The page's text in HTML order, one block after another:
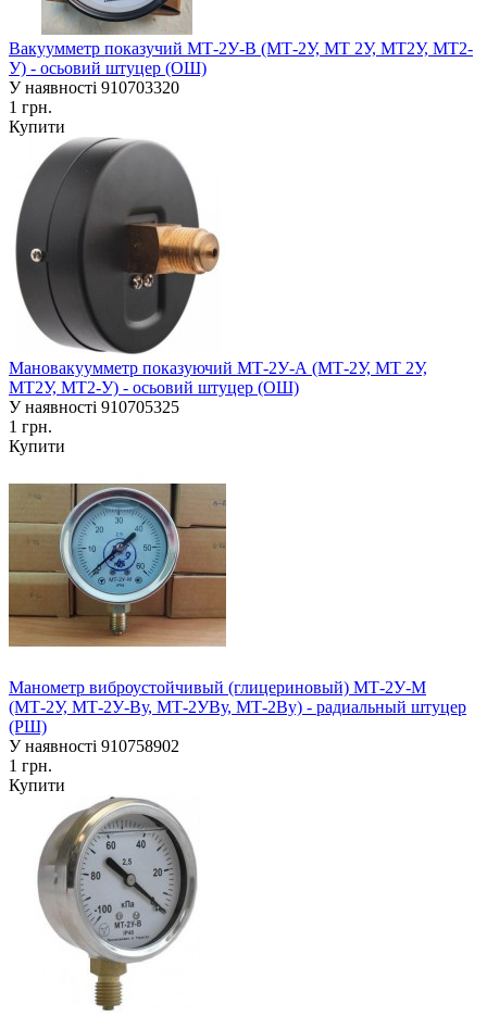
Вакуумметр показучий МТ-2У-В (МТ-2У, МТ 2У, МТ2У, МТ2-
У) - осьовий штуцер (ОШ)
У наявності 910703320
1 грн.
Купити
Мановакуумметр показуючий МТ-2У-А (МТ-2У, МТ 2У,
МТ2У, МТ2-У) - осьовий штуцер (ОШ)
У наявності 910705325
1 грн.
Купити
Манометр виброустойчивый (глицериновый) МТ-2У-М
(МТ-2У, МТ-2У-Ву, МТ-2УВу, МТ-2Ву) - радиальный штуцер
(РШ)
У наявності 910758902
1 грн.
Купити